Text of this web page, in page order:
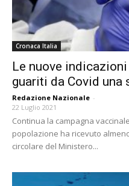
Cronaca Italia
Le nuove
guariti da Covid una
Redazione Nazionale -
22 Luglio 2021
Continua la campagna
popolazione ha ricevuto
circolare del Ministero...